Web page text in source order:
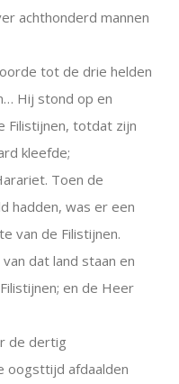
achthonderd mannen
tot de drie helden
Hij stond op en
Filistijnen, totdat zijn
kleefde;
Toen de
hadden, was er een
van de Filistijnen.
dat land staan en
en de Heer
de dertig
oogsttijd afdaalden